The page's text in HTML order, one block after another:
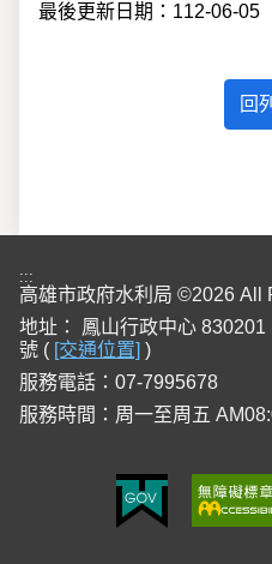
最後更新日期：112-06-05
:::
高雄市政府水利局 ©2026 All
地址：
鳳山行政中心
號 ( [交通位置] )
服務電話：07-7995678
服務時間：周一至周五